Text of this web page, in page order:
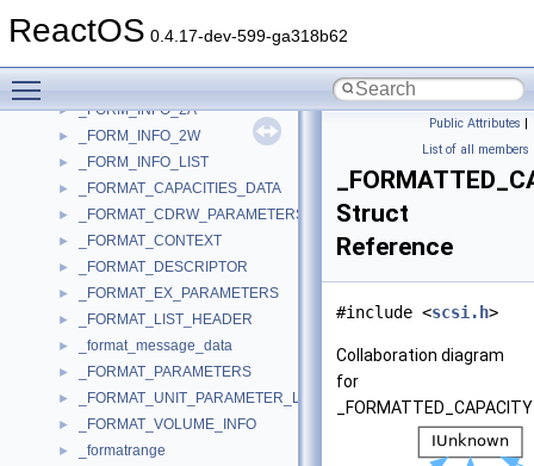
ReactOS 0.4.17-dev-599-ga318b62
► _FOR_CONTEXT
► _FORM_INFO_2A
► _FORM_INFO_2W
► _FORM_INFO_LIST
► _FORMAT_CAPACITIES_DATA
► _FORMAT_CDRW_PARAMETERS_USER_IN
► _FORMAT_CONTEXT
► _FORMAT_DESCRIPTOR
► _FORMAT_EX_PARAMETERS
► _FORMAT_LIST_HEADER
► _format_message_data
► _FORMAT_PARAMETERS
► _FORMAT_UNIT_PARAMETER_LIST
► _FORMAT_VOLUME_INFO
► _formatrange
Public Attributes |
List of all members
Struct
Reference
#include <scsi.h>
Collaboration diagram
for